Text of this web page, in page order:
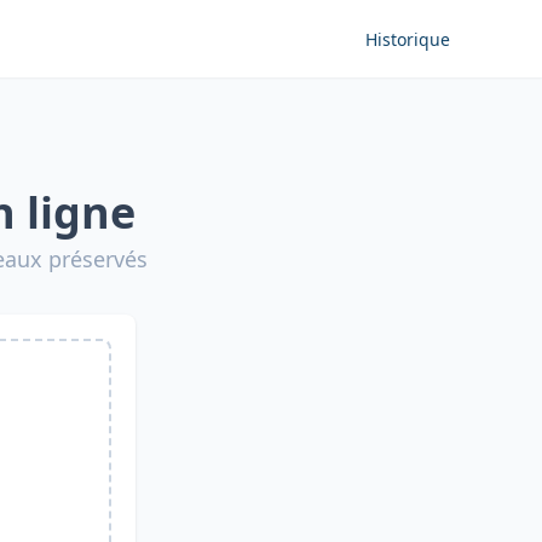
Historique
ligne
préservés